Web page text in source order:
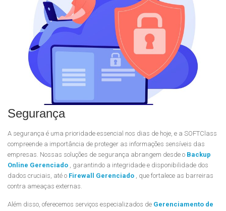
Segurança
A segurança é uma prioridade essencial nos dias de hoje, e a SOFTClass
compreende a importância de proteger as informações sensíveis das
empresas. Nossas soluções de segurança abrangem desde o Backup
Online Gerenciado
, garantindo a integridade e disponibilidade dos
dados cruciais, até o Firewall Gerenciado
, que fortalece as barreiras
contra ameaças externas.
Além disso, oferecemos serviços especializados de Gerenciamento de